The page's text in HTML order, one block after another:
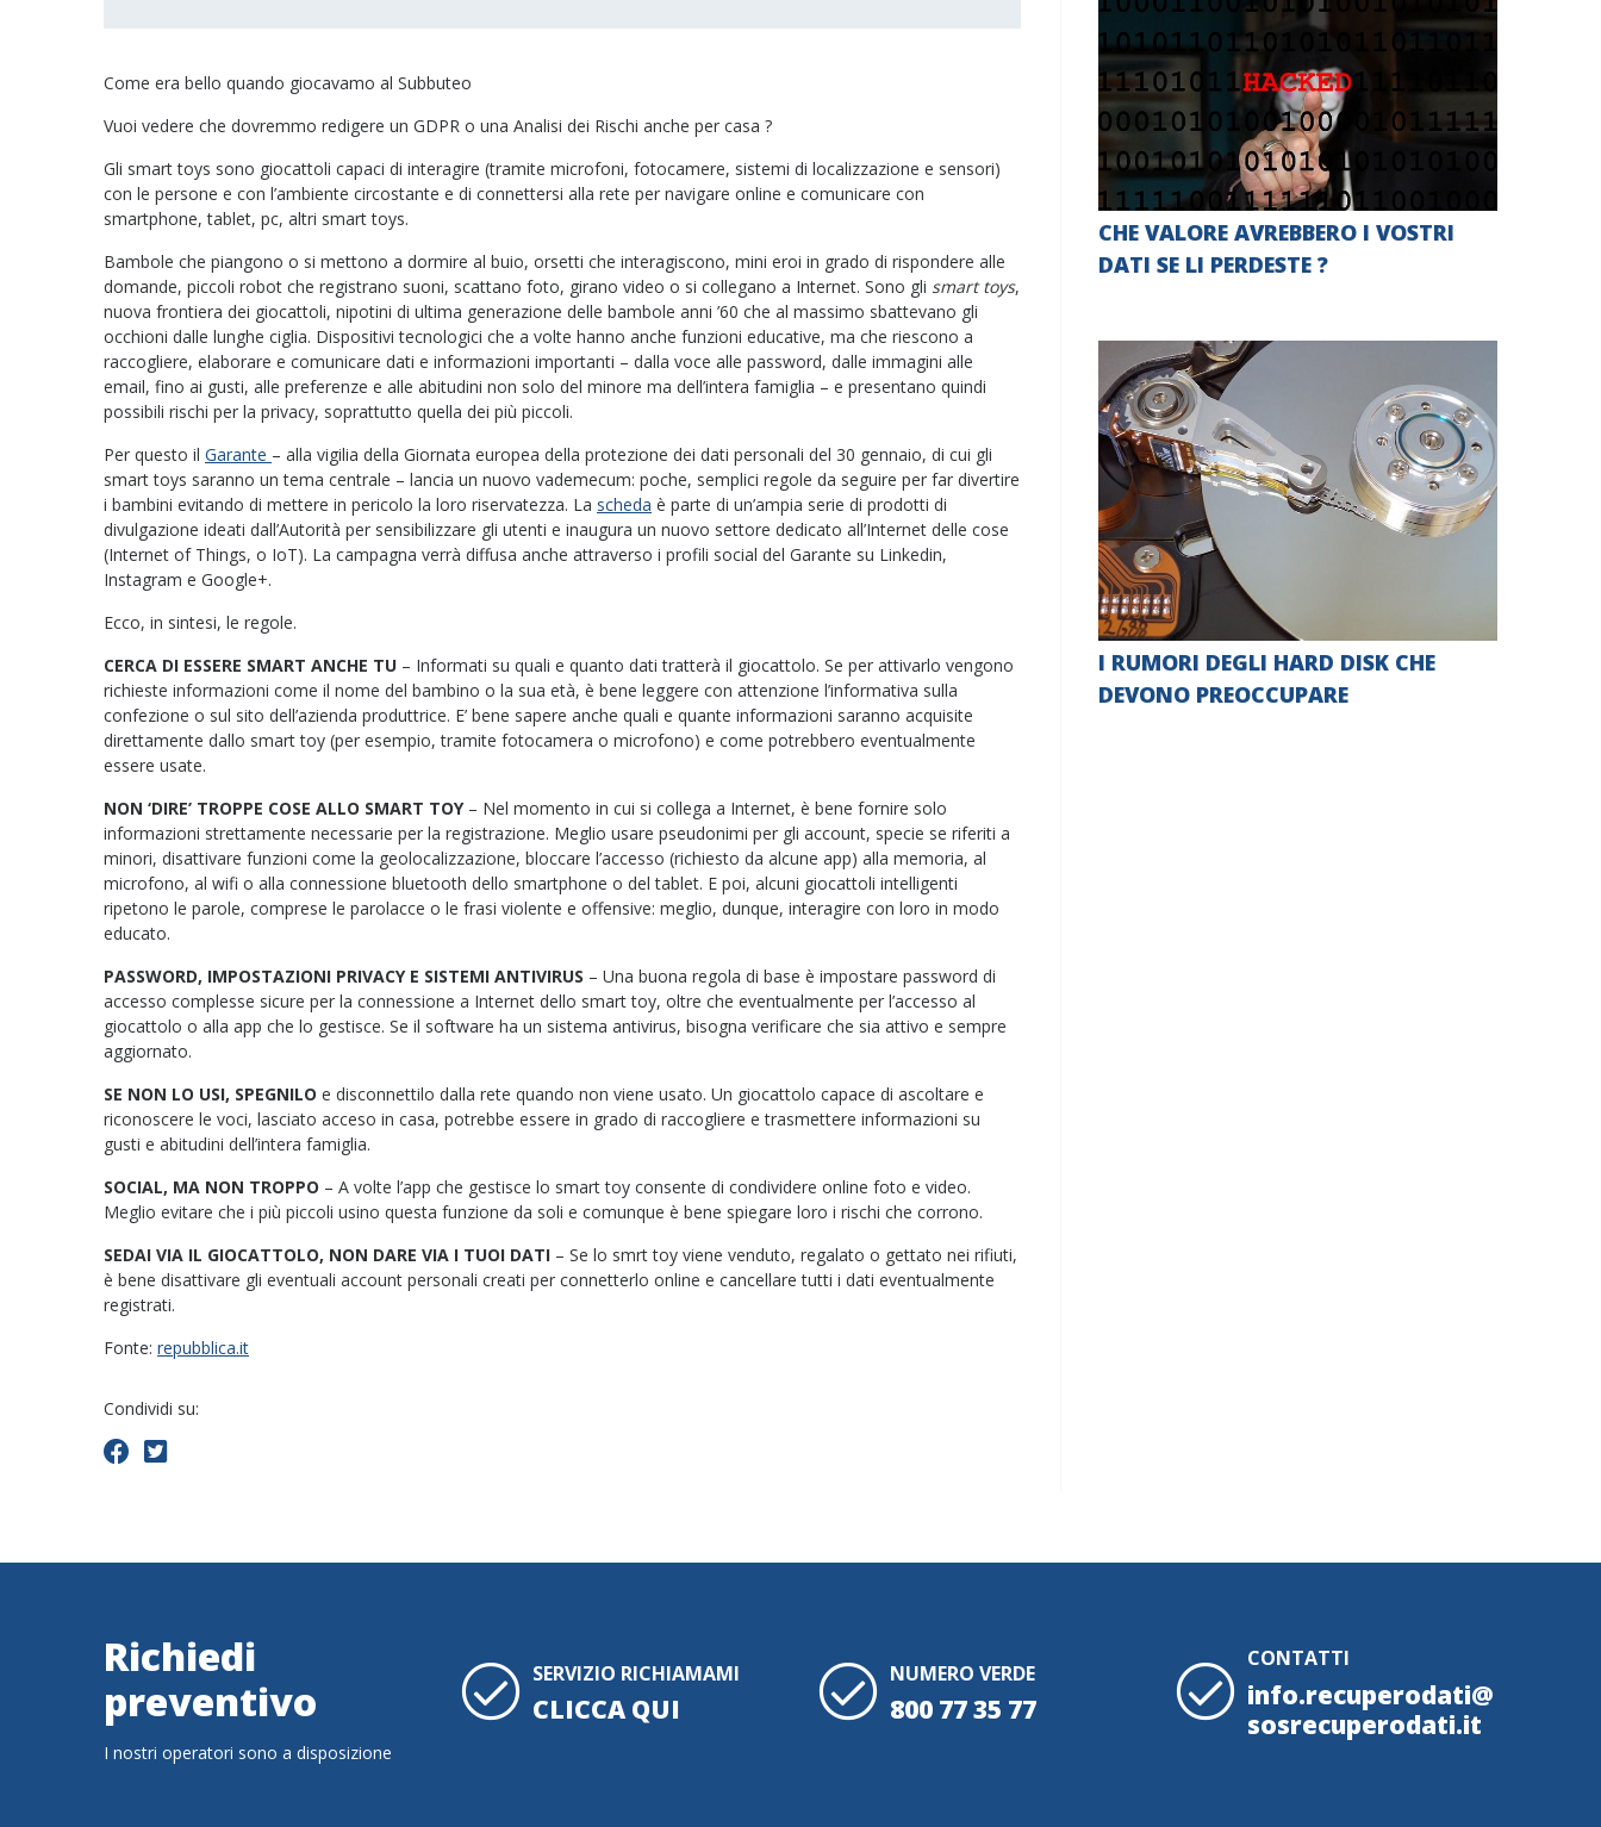
Come era bello quando giocavamo al Subbuteo
Vuoi vedere che dovremmo redigere un GDPR o una Analisi dei Rischi anche per casa ?
Gli smart toys sono giocattoli capaci di interagire (tramite microfoni, fotocamere, sistemi di localizzazione e sensori)
con le persone e con l’ambiente circostante e di connettersi alla rete per navigare online e comunicare con
smartphone, tablet, pc, altri smart toys.
Bambole che piangono o si mettono a dormire al buio, orsetti che interagiscono, mini eroi in grado di rispondere alle
domande, piccoli robot che registrano suoni, scattano foto, girano video o si collegano a Internet. Sono gli smart toys,
nuova frontiera dei giocattoli, nipotini di ultima generazione delle bambole anni ’60 che al massimo sbattevano gli
occhioni dalle lunghe ciglia. Dispositivi tecnologici che a volte hanno anche funzioni educative, ma che riescono a
raccogliere, elaborare e comunicare dati e informazioni importanti – dalla voce alle password, dalle immagini alle
email, fino ai gusti, alle preferenze e alle abitudini non solo del minore ma dell’intera famiglia – e presentano quindi
possibili rischi per la privacy, soprattutto quella dei più piccoli.
Per questo il Garante – alla vigilia della Giornata europea della protezione dei dati personali del 30 gennaio, di cui gli
smart toys saranno un tema centrale – lancia un nuovo vademecum: poche, semplici regole da seguire per far divertire
i bambini evitando di mettere in pericolo la loro riservatezza. La scheda è parte di un’ampia serie di prodotti di
divulgazione ideati dall’Autorità per sensibilizzare gli utenti e inaugura un nuovo settore dedicato all’Internet delle cose
(Internet of Things, o IoT). La campagna verrà diffusa anche attraverso i profili social del Garante su Linkedin,
Instagram e Google+.
Ecco, in sintesi, le regole.
CERCA DI ESSERE SMART ANCHE TU – Informati su quali e quanto dati tratterà il giocattolo. Se per attivarlo vengono
richieste informazioni come il nome del bambino o la sua età, è bene leggere con attenzione l’informativa sulla
confezione o sul sito dell’azienda produttrice. E’ bene sapere anche quali e quante informazioni saranno acquisite
direttamente dallo smart toy (per esempio, tramite fotocamera o microfono) e come potrebbero eventualmente
essere usate.
NON ‘DIRE’ TROPPE COSE ALLO SMART TOY– Nel momento in cui si collega a Internet, è bene fornire solo
informazioni strettamente necessarie per la registrazione. Meglio usare pseudonimi per gli account, specie se riferiti a
minori, disattivare funzioni come la geolocalizzazione, bloccare l’accesso (richiesto da alcune app) alla memoria, al
microfono, al wifi o alla connessione bluetooth dello smartphone o del tablet. E poi, alcuni giocattoli intelligenti
ripetono le parole, comprese le parolacce o le frasi violente e offensive: meglio, dunque, interagire con loro in modo
educato.
PASSWORD, IMPOSTAZIONI PRIVACY E SISTEMI ANTIVIRUS – Una buona regola di base è impostare password di
accesso complesse sicure per la connessione a Internet dello smart toy, oltre che eventualmente per l’accesso al
giocattolo o alla app che lo gestisce. Se il software ha un sistema antivirus, bisogna verificare che sia attivo e sempre
aggiornato.
SE NON LO USI, SPEGNILO e disconnettilo dalla rete quando non viene usato. Un giocattolo capace di ascoltare e
riconoscere le voci, lasciato acceso in casa, potrebbe essere in grado di raccogliere e trasmettere informazioni su
gusti e abitudini dell’intera famiglia.
SOCIAL, MA NON TROPPO – A volte l’app che gestisce lo smart toy consente di condividere online foto e video.
Meglio evitare che i più piccoli usino questa funzione da soli e comunque è bene spiegare loro i rischi che corrono.
SEDAI VIA IL GIOCATTOLO, NON DARE VIA I TUOI DATI – Se lo smrt toy viene venduto, regalato o gettato nei rifiuti,
è bene disattivare gli eventuali account personali creati per connetterlo online e cancellare tutti i dati eventualmente
registrati.
Fonte: repubblica.it
Condividi su:
CHE VALORE AVREBBERO I VOSTRI
DATI SE LI PERDESTE ?
I RUMORI DEGLI HARD DISK CHE
DEVONO PREOCCUPARE
Richiedi
preventivo
I nostri operatori sono a disposizione
SERVIZIO RICHIAMAMI
CLICCA QUI
NUMERO VERDE
800 77 35 77
CONTATTI
info.recuperodati@
sosrecuperodati.it